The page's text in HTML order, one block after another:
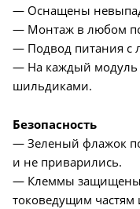
— Оснащены
— Монтаж в любом
— Подвод питания с
— На каждый модуль
шильдиками.
Безопасность
— Зеленый флажок
и не приварились.
— Клеммы защищены
токоведущим частям